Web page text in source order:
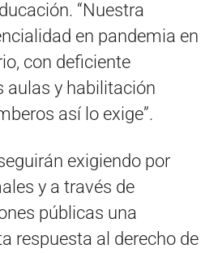
“Nuestra
en pandemia en
con deficiente
aulas y habilitación
así lo exige”.
exigiendo por
y a través de
públicas una
respuesta al derecho de